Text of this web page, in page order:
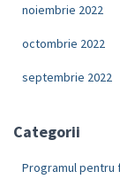
noiembrie 2022
octombrie 2022
septembrie 2022
Categorii
Programul pentru